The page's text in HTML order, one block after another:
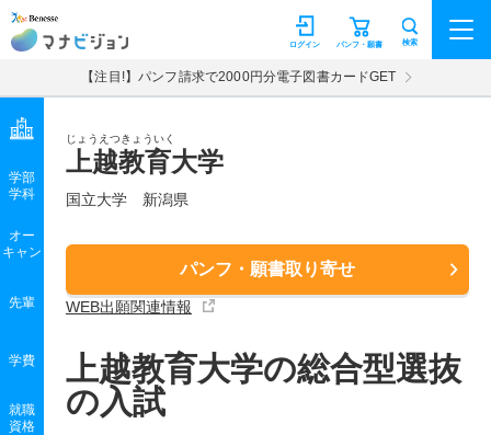
マナビジョン パンフ・願書
ログイン 検索
【注目!】パンフ請求で2000円分電子図書カードGET
じょうえつきょういく
上越教育大学
国立大学 新潟県
パンフ・願書取り寄せ
WEB出願関連情報
学部
学科
オー
キャン
先輩
学費
就職
資格
上越教育大学の総合型選抜
の入試